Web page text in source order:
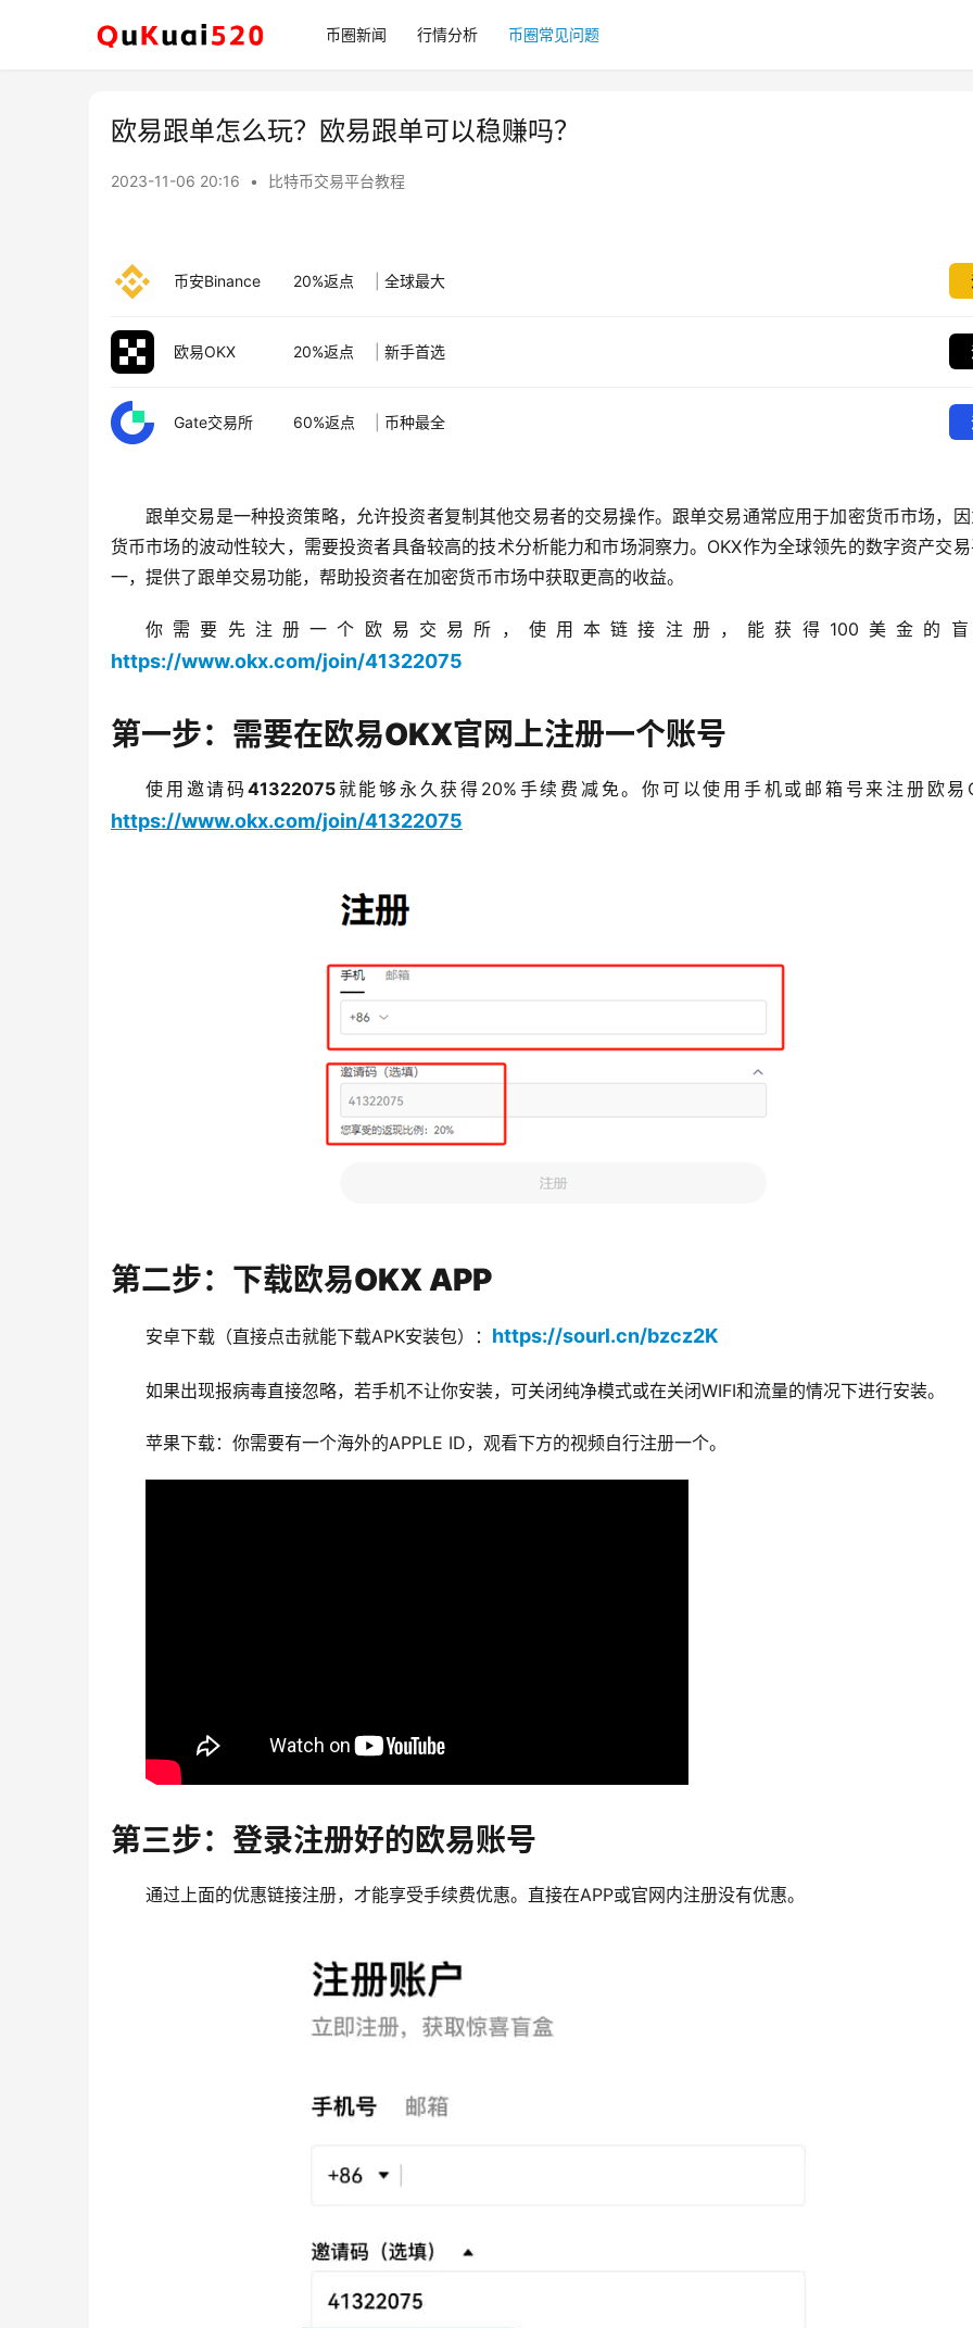
币圈新闻 行情分析 币圈常见问题
欧易跟单怎么玩？欧易跟单可以稳赚吗？
2023-11-06 20:16 • 比特币交易平台教程
币安Binance 20%返点 全球最大
欧易OKX 20%返点 新手首选
Gate交易所 60%返点 币种最全
跟单交易是一种投资策略，允许投资者复制其他交易者的交易操作。跟单交易通常应用于加密货币市场，
货币市场的波动性较大，需要投资者具备较高的技术分析能力和市场洞察力。OKX作为全球领先的数字资产交
一，提供了跟单交易功能，帮助投资者在加密货币市场中获取更高的收益。
你需要先注册一个欧易交易所，使用本链接注册，能获得100美金的
https://www.okx.com/join/41322075
第一步：需要在欧易OKX官网上注册一个账号
使用邀请码 41322075就能够永久获得20%手续费减免。你可以使用手机或邮箱号来注册欧易
https://www.okx.com/join/41322075
第二步：下载欧易OKX APP
安卓下载（直接点击就能下载APK安装包）： https://sourl.cn/bzcz2K
如果出现报病毒直接忽略，若手机不让你安装，可关闭纯净模式或在关闭WIFI和流量的情况下进行安装。
苹果下载：你需要有一个海外的APPLE ID，观看下方的视频自行注册一个。
第三步：登录注册好的欧易账号
通过上面的优惠链接注册，才能享受手续费优惠。直接在APP或官网内注册没有优惠。